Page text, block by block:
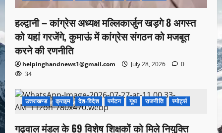
हल्द्वानी – कांग्रेस अध्यक्ष मल्लिकार्जुन खड़गे 8 अगस्त
को यहां गरजेंगे, कुमाऊं में कांग्रेस संगठन को मजबूत
करने की रणनीति
helpinghandnews1@gmail.com July 28, 2026
0
34
1 minute read
उत्तराखण्ड क्राइम देश-विदेश पर्यटन यूथ राजनीति स्पोर्ट्स
गढ़वाल मंडल के 69 विशेष शिक्षकों को मिले नियुक्ति